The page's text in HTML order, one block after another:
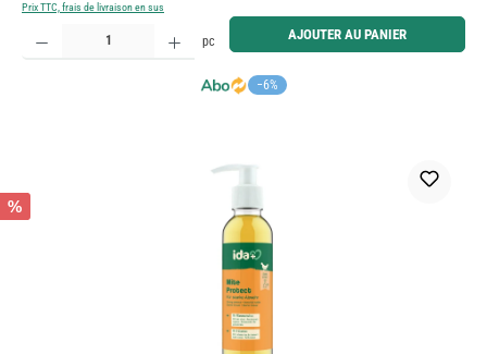
Prix TTC, frais de livraison en sus
−6%
Quantité de produit : Entrez la quantité souhaitée ou utilisez les boutons pour augmenter ou
pc AJOUTER AU PANIER
%